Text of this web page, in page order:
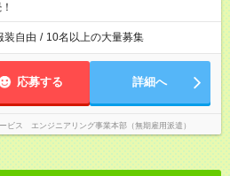
装自由 / 10名以上の大量募集
応募する 詳細へ
ビス エンジニアリング事業本部（無期雇用派遣）